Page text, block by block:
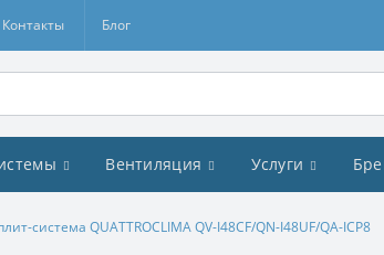
Контакты Блог
Вентиляция Услуги
система QUATTROCLIMA QV-I48CF/QN-I48UF/QA-ICP8